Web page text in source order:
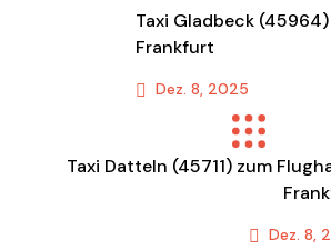
Taxi Gladbeck
Frankfurt
Dez. 8, 2025
Previous Post
Taxi Datteln (45711) zum
Dez. 8,